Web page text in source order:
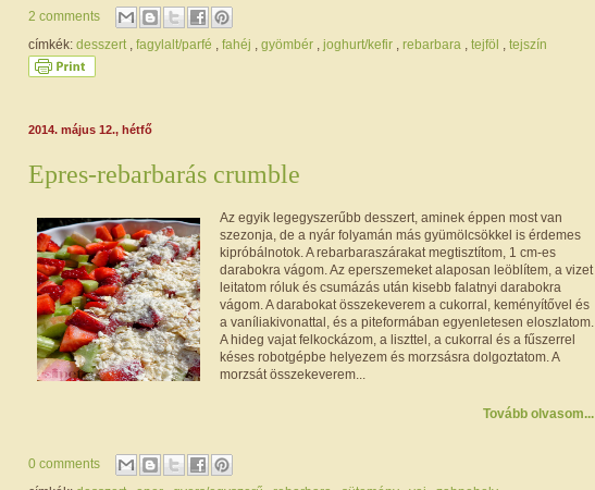
2 comments
címkék: desszert , fagylalt/parfé , fahéj , gyömbér , joghurt/kefir , rebarbara , tejföl , tejszín
2014. május 12., hétfő
Epres-rebarbarás crumble
Az egyik legegyszerűbb desszert, aminek éppen most van
szezonja, de a nyár folyamán más gyümölcsökkel is érdemes
kipróbálnotok. A rebarbaraszárakat megtisztítom, 1 cm-es
darabokra vágom. Az eperszemeket alaposan leöblítem, a vizet
leitatom róluk és csumázás után kisebb falatnyi darabokra
vágom. A darabokat összekeverem a cukorral, keményítővel és
a vaníliakivonattal, és a piteformában egyenletesen eloszlatom.
A hideg vajat felkockázom, a liszttel, a cukorral és a fűszerrel
késes robotgépbe helyezem és morzsásra dolgoztatom. A
morzsát összekeverem...
Tovább olvasom...
0 comments